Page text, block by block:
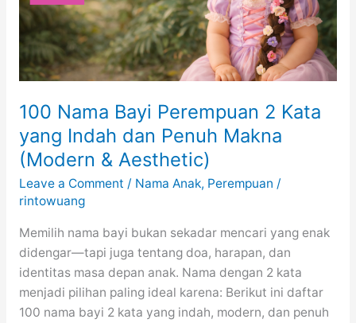
100 Nama Bayi Perempuan 2 Kata
yang Indah dan Penuh Makna
(Modern & Aesthetic)
Leave a Comment / Nama Anak, Perempuan /
rintowuang
Memilih nama bayi bukan sekadar mencari yang enak
didengar—tapi juga tentang doa, harapan, dan
identitas masa depan anak. Nama dengan 2 kata
menjadi pilihan paling ideal karena: Berikut ini daftar
100 nama bayi 2 kata yang indah, modern, dan penuh